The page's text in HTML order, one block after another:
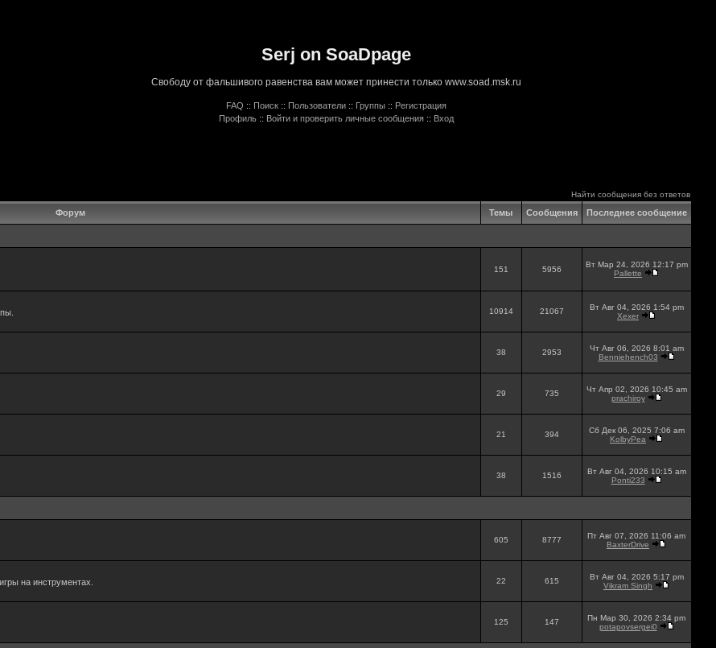
Serj on SoaDpage
Свободу от фальшивого равенства вам может принести только www.soad.msk.ru
FAQ :: Поиск :: Пользователи :: Группы :: Регистрация
Профиль :: Войти и проверить личные сообщения :: Вход
Найти сообщения без ответов
Форум Темы Сообщения Последнее сообщение
151 5956
Вт Мар 24, 2026 12:17 pm
Pallette
10914 21067
Вт Авг 04, 2026 1:54 pm
Xexer
38 2953
Чт Авг 06, 2026 8:01 am
Benniehench03
29 735
Чт Апр 02, 2026 10:45 am
prachiroy
21 394
Сб Дек 06, 2025 7:06 am
KolbyPea
38 1516
Вт Авг 04, 2026 10:15 am
Ponti233
605 8777
Пт Авг 07, 2026 11:06 am
BaxterDrive
на инструментах. 22 615
Вт Авг 04, 2026 5:17 pm
Vikram Singh
125 147
Пн Мар 30, 2026 2:34 pm
potapovsergei0